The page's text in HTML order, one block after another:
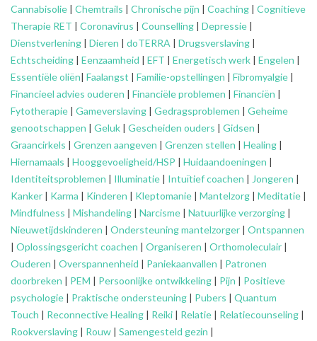
Cannabisolie | Chemtrails | Chronische pijn | Coaching | Cognitieve
Therapie RET | Coronavirus | Counselling | Depressie |
Dienstverlening | Dieren | doTERRA | Drugsverslaving |
Echtscheiding | Eenzaamheid | EFT | Energetisch werk | Engelen |
Essentiële oliën| Faalangst | Familie-opstellingen | Fibromyalgie |
Financieel advies ouderen | Financiële problemen | Financiën |
Fytotherapie | Gameverslaving | Gedragsproblemen | Geheime
genootschappen | Geluk | Gescheiden ouders | Gidsen |
Graancirkels | Grenzen aangeven | Grenzen stellen | Healing |
Hiernamaals | Hooggevoeligheid/HSP | Huidaandoeningen |
Identiteitsproblemen | Illuminatie | Intuïtief coachen | Jongeren |
Kanker | Karma | Kinderen | Kleptomanie | Mantelzorg | Meditatie |
Mindfulness | Mishandeling | Narcisme | Natuurlijke verzorging |
Nieuwetijdskinderen | Ondersteuningmantelzorger | Ontspannen
| Oplossingsgericht coachen | Organiseren | Orthomoleculair |
Ouderen | Overspannenheid | Paniekaanvallen | Patronen
doorbreken | PEM | Persoonlijke ontwikkeling | Pijn | Positieve
psychologie | Praktische ondersteuning | Pubers | Quantum
Touch | Reconnective Healing | Reiki | Relatie | Relatiecounseling |
Rookverslaving | Rouw | Samengesteld gezin |